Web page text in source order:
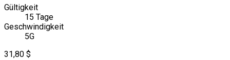
Gültigkeit
15 Tage
Geschwindigkeit
5G
31,80 $